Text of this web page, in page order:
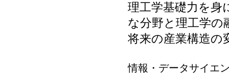
理工学基礎力を身
な分野と理工学の
将来の産業構造の
情報・データサイエ